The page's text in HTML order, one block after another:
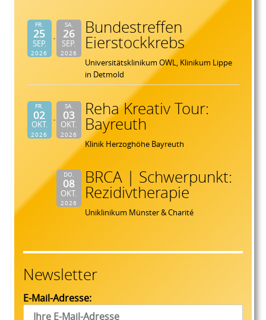
FR.
25
SEP.
2026
SA.
26
SEP.
2026
Bundestreffen
Eierstockkrebs
Universitätsklinikum OWL, Klinikum Lippe
in Detmold
FR.
02
OKT.
2026
SA.
03
OKT.
2026
Reha Kreativ Tour:
Bayreuth
Klinik Herzoghöhe Bayreuth
DO.
08
OKT.
2026
BRCA | Schwerpunkt:
Rezidivtherapie
Uniklinikum Münster & Charité
Newsletter
E-Mail-Adresse: